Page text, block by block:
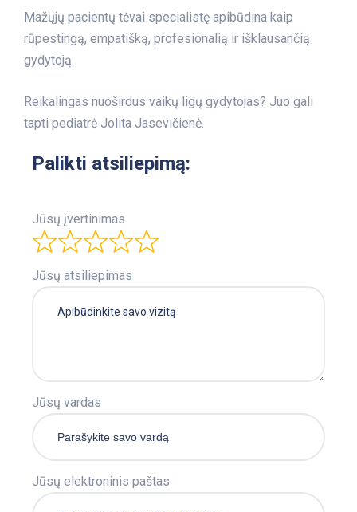
Mažųjų pacientų tėvai specialistę apibūdina kaip
rūpestingą, empatišką, profesionalią ir išklausančią
gydytoją.
Reikalingas nuoširdus vaikų ligų gydytojas? Juo gali
tapti pediatrė Jolita Jasevičienė.
Palikti atsiliepimą:
Jūsų įvertinimas
Jūsų atsiliepimas
Jūsų vardas
Jūsų elektroninis paštas